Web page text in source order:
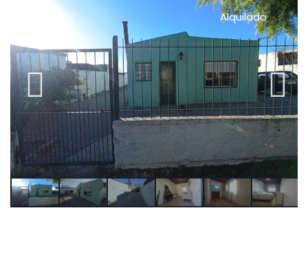
Alquilado